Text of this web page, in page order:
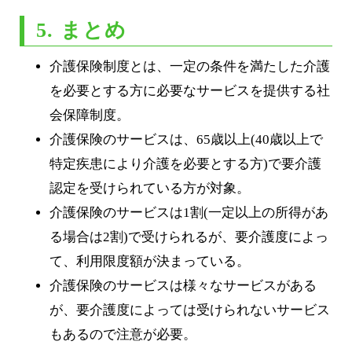
5. まとめ
介護保険制度とは、一定の条件を満たした介護
を必要とする方に必要なサービスを提供する社
会保障制度。
介護保険のサービスは、65歳以上(40歳以上で
特定疾患により介護を必要とする方)で要介護
認定を受けられている方が対象。
介護保険のサービスは1割(一定以上の所得があ
る場合は2割)で受けられるが、要介護度によっ
て、利用限度額が決まっている。
介護保険のサービスは様々なサービスがある
が、要介護度によっては受けられないサービス
もあるので注意が必要。